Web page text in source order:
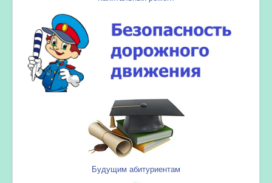
Будущим абитуриентам